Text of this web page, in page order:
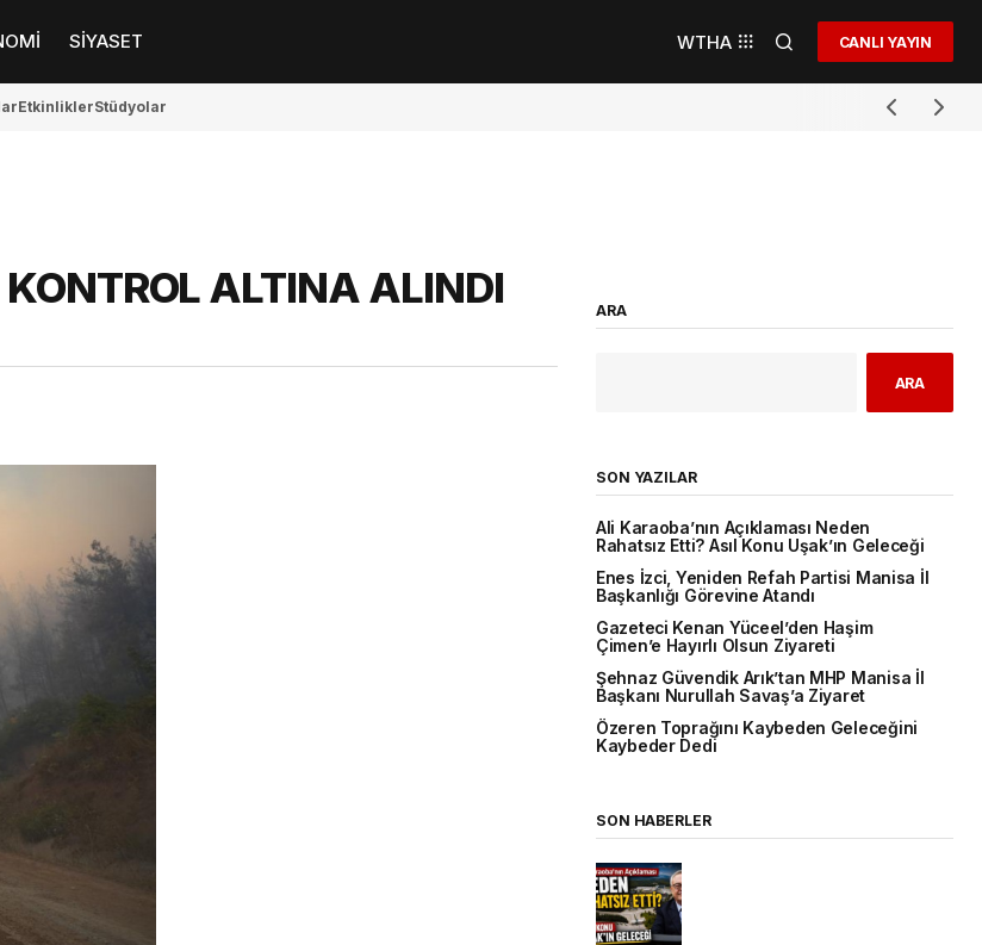
SİYASET WTHA CANLI YAYIN
EtkinliklerStüdyolar
ALTINA ALINDI ARA
ARA
SON YAZILAR
Ali Karaoba’nın Açıklaması Neden
Rahatsız Etti? Asıl Konu Uşak’ın Geleceği
Enes İzci, Yeniden Refah Partisi Manisa İl
Başkanlığı Görevine Atandı
Gazeteci Kenan Yüceel’den Haşim
Çimen’e Hayırlı Olsun Ziyareti
Şehnaz Güvendik Arık’tan MHP Manisa İl
Başkanı Nurullah Savaş’a Ziyaret
Özeren Toprağını Kaybeden Geleceğini
Kaybeder Dedi
SON HABERLER